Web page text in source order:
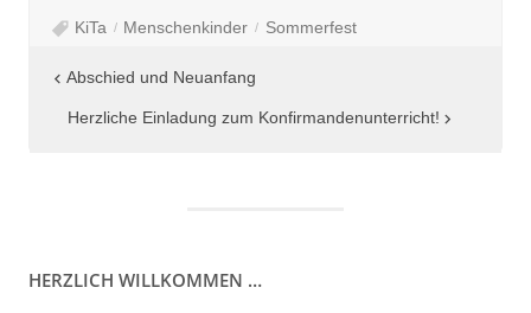
KiTa Menschenkinder Sommerfest
Beitragsnavigation
Abschied und Neuanfang
Herzliche Einladung zum Konfirmandenunterricht!
HERZLICH WILLKOMMEN …